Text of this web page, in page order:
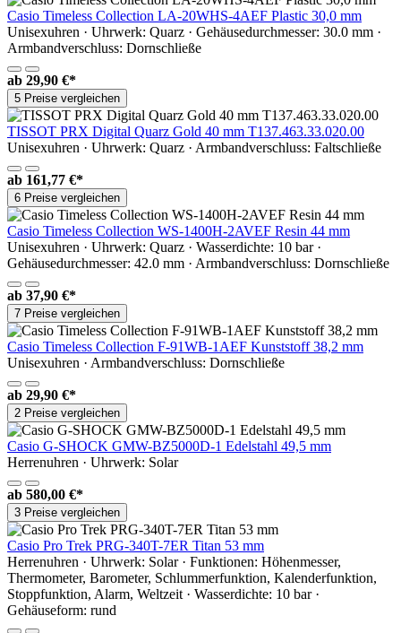
Casio Timeless Collection LA-20WHS-4AEF Plastic 30,0 mm
Unisexuhren · Uhrwerk: Quarz · Gehäusedurchmesser: 30.0 mm ·
Armbandverschluss: Dornschließe
ab 29,90 €*
5 Preise vergleichen
TISSOT PRX Digital Quarz Gold 40 mm T137.463.33.020.00
Unisexuhren · Uhrwerk: Quarz · Armbandverschluss: Faltschließe
ab 161,77 €*
6 Preise vergleichen
Casio Timeless Collection WS-1400H-2AVEF Resin 44 mm
Unisexuhren · Uhrwerk: Quarz · Wasserdichte: 10 bar ·
Gehäusedurchmesser: 42.0 mm · Armbandverschluss: Dornschließe
ab 37,90 €*
7 Preise vergleichen
Casio Timeless Collection F-91WB-1AEF Kunststoff 38,2 mm
Unisexuhren · Armbandverschluss: Dornschließe
ab 29,90 €*
2 Preise vergleichen
Casio G-SHOCK GMW-BZ5000D-1 Edelstahl 49,5 mm
Herrenuhren · Uhrwerk: Solar
ab 580,00 €*
3 Preise vergleichen
Casio Pro Trek PRG-340T-7ER Titan 53 mm
Herrenuhren · Uhrwerk: Solar · Funktionen: Höhenmesser,
Thermometer, Barometer, Schlummerfunktion, Kalenderfunktion,
Stoppfunktion, Alarm, Weltzeit · Wasserdichte: 10 bar ·
Gehäuseform: rund